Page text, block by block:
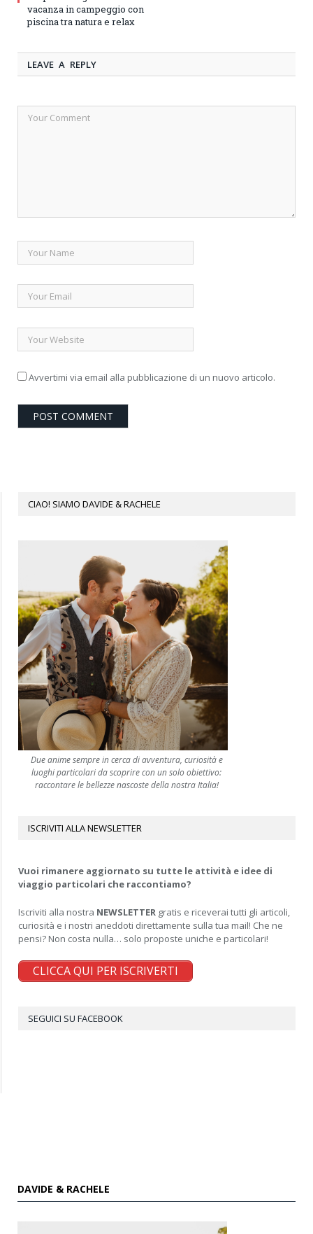
vacanza in campeggio con
piscina tra natura e relax
LEAVE A REPLY
Avvertimi via email alla pubblicazione di un nuovo articolo.
CIAO! SIAMO DAVIDE & RACHELE
Due anime sempre in cerca di avventura, curiosità e
luoghi particolari da scoprire con un solo obiettivo:
raccontare le bellezze nascoste della nostra Italia!
ISCRIVITI ALLA NEWSLETTER
Vuoi rimanere aggiornato su tutte le attività e idee di
viaggio particolari che raccontiamo?
Iscriviti alla nostra NEWSLETTER gratis e riceverai tutti gli articoli,
curiosità e i nostri aneddoti direttamente sulla tua mail! Che ne
pensi? Non costa nulla… solo proposte uniche e particolari!
CLICCA QUI PER ISCRIVERTI
SEGUICI SU FACEBOOK
DAVIDE & RACHELE